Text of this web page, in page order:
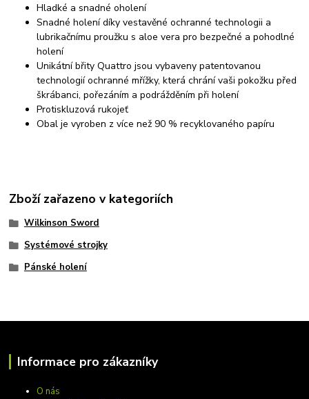
Hladké a snadné oholení
Snadné holení díky vestavěné ochranné technologii a
lubrikačnímu proužku s aloe vera pro bezpečné a pohodlné
holení
Unikátní břity Quattro jsou vybaveny patentovanou
technologií ochranné mřížky, která chrání vaši pokožku před
škrábanci, pořezáním a podrážděním při holení
Protiskluzová rukojeť
Obal je vyroben z více než 90 % recyklovaného papíru
Zboží zařazeno v kategoriích
Wilkinson Sword
Systémové strojky
Pánské holení
Informace pro zákazníky
O nás